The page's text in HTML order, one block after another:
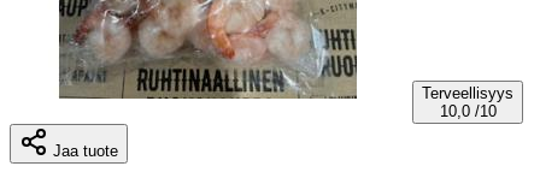
Terveellisyys
10,0 /10
Jaa tuote